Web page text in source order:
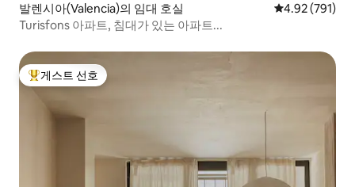
발렌시아(Valencia)의 임대 호실 평점 4.92점(5
4.92 (791)
Turisfons 아파트, 침대가 있는 아파트...
상위 게스트 선호
게스트 선호